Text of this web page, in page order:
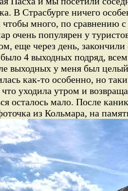
В Страсбурге ничего
чтобы много, по сравнению
очень популярен у
еще через день,
4 выходных подряд,
выходных у меня был целый
как-то особенно, но
что уходила утром и
осталось мало. После
из Кольмара, на